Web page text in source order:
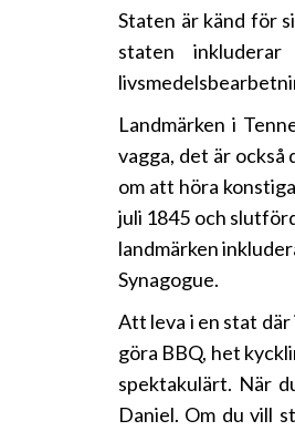
Staten är känd för
staten
Landmärken i
vagga, det är
om att höra
juli 1845 och
landmärken
Synagogue.
Att leva i en stat
göra BBQ, het
spektakulärt. När
Daniel. Om du vill